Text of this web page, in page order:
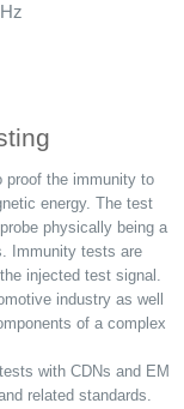
proof the immunity to
energy. The test
physically being a
Immunity tests are
injected test signal.
industry as well
of a complex
with CDNs and EM
related standards.